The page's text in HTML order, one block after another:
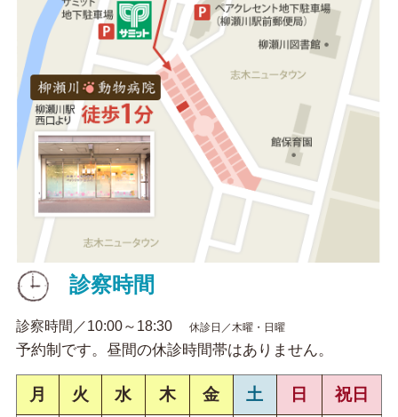
診察時間
診察時間／10:00～18:30 休診日／木曜・日曜
予約制です。昼間の休診時間帯はありません。
月 火 水 木 金 土 日 祝日